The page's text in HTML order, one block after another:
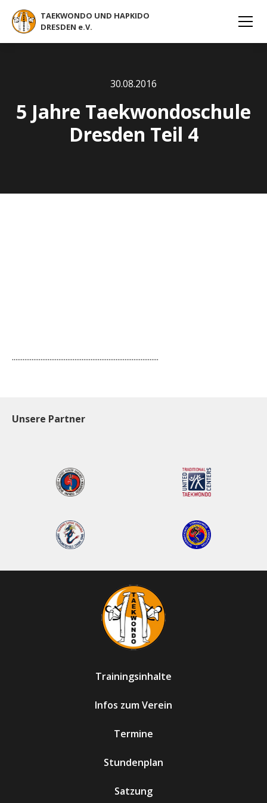
TAEKWONDO UND HAPKIDO
DRESDEN e.V.
30.08.2016
5 Jahre Taekwondoschule
Dresden Teil 4
..................................................................................
Unsere Partner
Trainingsinhalte
Infos zum Verein
Termine
Stundenplan
Satzung